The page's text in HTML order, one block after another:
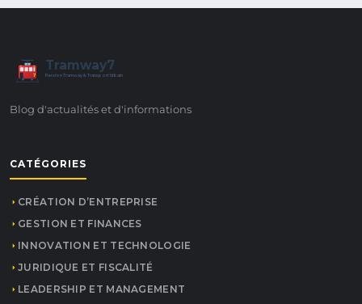
7
Tramway7
Passion Tramway & Transport Urbain
Blog d'actualités et d'informations
CATÉGORIES
CRÉATION D’ENTREPRISE
GESTION ET FINANCES
INNOVATION ET TECHNOLOGIE
JURIDIQUE ET FISCALITÉ
LEADERSHIP ET MANAGEMENT